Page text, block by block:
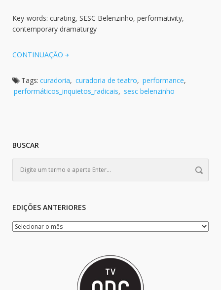
Key-words: curating, SESC Belenzinho, performativity,
contemporary dramaturgy
CONTINUAÇÃO
Tags: curadoria, curadoria de teatro, performance,
performáticos_inquietos_radicais, sesc belenzinho
BUSCAR
EDIÇÕES ANTERIORES